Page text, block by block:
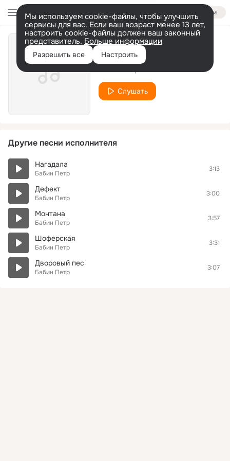
Войти
Мы используем cookie-файлы, чтобы улучшить
сервисы для вас. Если ваш возраст менее 13 лет,
настроить cookie-файлы должен ваш законный
представитель. Больше информации
Разрешить все Настроить
Ласковая
Слушать
Другие песни исполнителя
Нагадала
Бабин Петр
3:13
Дефект
Бабин Петр
3:00
Монтана
Бабин Петр
3:57
Шоферская
Бабин Петр
3:31
Дворовый пес
Бабин Петр
3:07